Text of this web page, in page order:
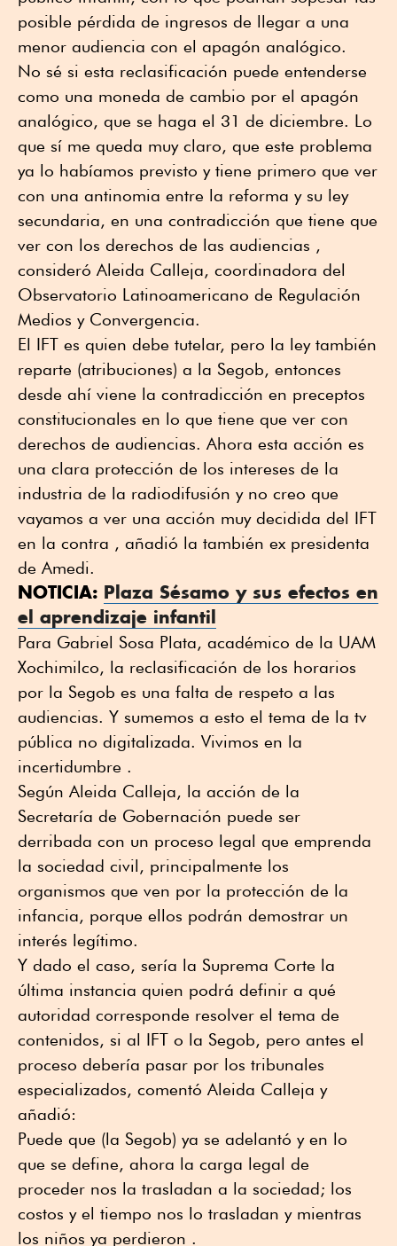
posible pérdida de ingresos de llegar a una
menor audiencia con el apagón analógico.
No sé si esta reclasificación puede entenderse
como una moneda de cambio por el apagón
analógico, que se haga el 31 de diciembre. Lo
que sí me queda muy claro, que este problema
ya lo habíamos previsto y tiene primero que ver
con una antinomia entre la reforma y su ley
secundaria, en una contradicción que tiene que
ver con los derechos de las audiencias ,
consideró Aleida Calleja, coordinadora del
Observatorio Latinoamericano de Regulación
Medios y Convergencia.
El IFT es quien debe tutelar, pero la ley también
reparte (atribuciones) a la Segob, entonces
desde ahí viene la contradicción en preceptos
constitucionales en lo que tiene que ver con
derechos de audiencias. Ahora esta acción es
una clara protección de los intereses de la
industria de la radiodifusión y no creo que
vayamos a ver una acción muy decidida del IFT
en la contra , añadió la también ex presidenta
de Amedi.
NOTICIA: Plaza Sésamo y sus efectos en
el aprendizaje infantil
Para Gabriel Sosa Plata, académico de la UAM
Xochimilco, la reclasificación de los horarios
por la Segob es una falta de respeto a las
audiencias. Y sumemos a esto el tema de la tv
pública no digitalizada. Vivimos en la
incertidumbre .
Según Aleida Calleja, la acción de la
Secretaría de Gobernación puede ser
derribada con un proceso legal que emprenda
la sociedad civil, principalmente los
organismos que ven por la protección de la
infancia, porque ellos podrán demostrar un
interés legítimo.
Y dado el caso, sería la Suprema Corte la
última instancia quien podrá definir a qué
autoridad corresponde resolver el tema de
contenidos, si al IFT o la Segob, pero antes el
proceso debería pasar por los tribunales
especializados, comentó Aleida Calleja y
añadió:
Puede que (la Segob) ya se adelantó y en lo
que se define, ahora la carga legal de
proceder nos la trasladan a la sociedad; los
costos y el tiempo nos lo trasladan y mientras
los niños ya perdieron .